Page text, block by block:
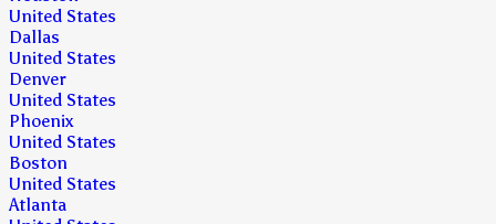
United States
Dallas
United States
Denver
United States
Phoenix
United States
Boston
United States
Atlanta